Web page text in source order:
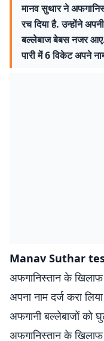
मानव सुथार ने
रच दिया है. उन्होंने
बल्लेबाज बेबस नजर आए.
पारी में 6 विकेट अपने
Manav Suthar
अफगानिस्तान के
अपना नाम दर्ज करा
अफगानी बल्लेबाजों को
अफगानिस्तान के